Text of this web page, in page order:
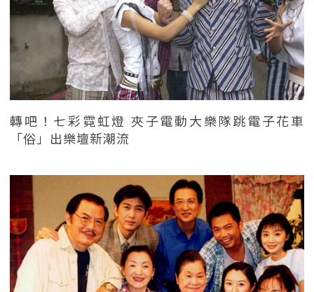
轉吧！七彩霓虹燈 夾子電動大樂隊跳電子花車
「俗」出樂壇新潮流